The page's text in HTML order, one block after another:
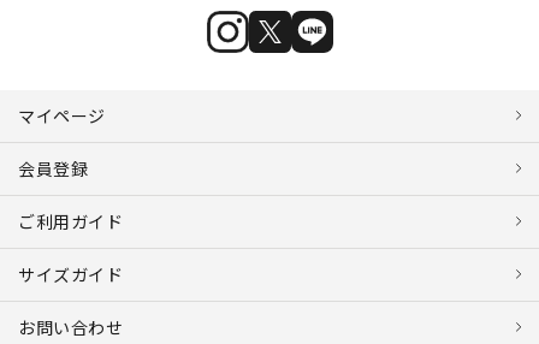
マイページ
会員登録
ご利用ガイド
サイズガイド
お問い合わせ